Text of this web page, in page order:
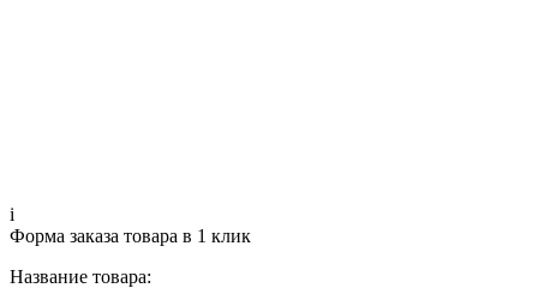
i
Форма заказа товара в 1 клик
Название товара: